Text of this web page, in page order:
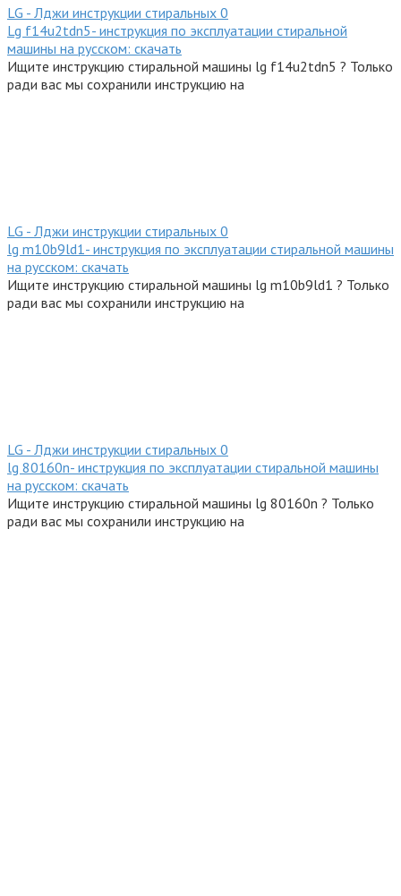
LG - Лджи инструкции стиральных 0
Lg f14u2tdn5- инструкция по эксплуатации стиральной
машины на русском: скачать
Ищите инструкцию стиральной машины lg f14u2tdn5 ? Только
ради вас мы сохранили инструкцию на
LG - Лджи инструкции стиральных 0
lg m10b9ld1- инструкция по эксплуатации стиральной машины
на русском: скачать
Ищите инструкцию стиральной машины lg m10b9ld1 ? Только
ради вас мы сохранили инструкцию на
LG - Лджи инструкции стиральных 0
lg 80160n- инструкция по эксплуатации стиральной машины
на русском: скачать
Ищите инструкцию стиральной машины lg 80160n ? Только
ради вас мы сохранили инструкцию на